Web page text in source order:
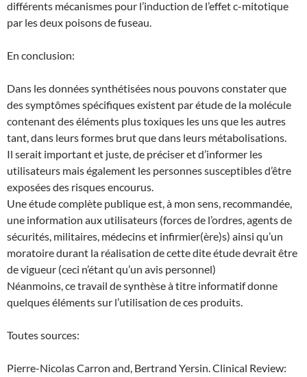
différents mécanismes pour l’induction de l’effet c-mitotique
par les deux poisons de fuseau.
En conclusion:
Dans les données synthétisées nous pouvons constater que
des symptômes spécifiques existent par étude de la molécule
contenant des éléments plus toxiques les uns que les autres
tant, dans leurs formes brut que dans leurs métabolisations.
Il serait important et juste, de préciser et d’informer les
utilisateurs mais également les personnes susceptibles d’être
exposées des risques encourus.
Une étude complète publique est, à mon sens, recommandée,
une information aux utilisateurs (forces de l’ordres, agents de
sécurités, militaires, médecins et infirmier(ère)s) ainsi qu’un
moratoire durant la réalisation de cette dite étude devrait être
de vigueur (ceci n’étant qu’un avis personnel)
Néanmoins, ce travail de synthèse à titre informatif donne
quelques éléments sur l’utilisation de ces produits.
Toutes sources:
Pierre-Nicolas Carron and, Bertrand Yersin. Clinical Review: